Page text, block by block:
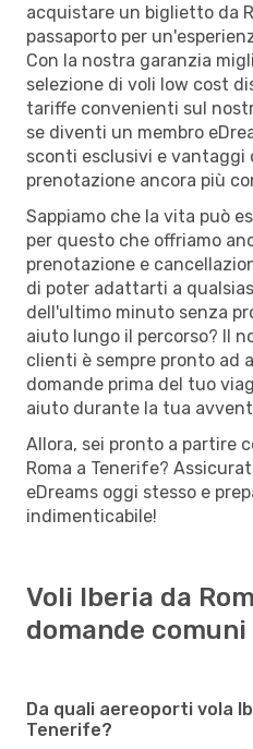
acquistare un biglietto da
passaporto per
Con la nostra garanzia
selezione di voli low cost
tariffe convenienti sul
se diventi un membro
sconti esclusivi e vantaggi
prenotazione ancora più
Sappiamo che la vita può
per questo che offriamo
prenotazione e
di poter adattarti a
dell'ultimo minuto senza
aiuto lungo il percorso? Il
clienti è sempre pronto ad
domande prima del tuo
aiuto durante la tua
Allora, sei pronto a partire
Roma a Tenerife?
eDreams oggi stesso e
indimenticabile!
Voli Iberia da
domande comuni
Da quali aereoporti vola
Tenerife?